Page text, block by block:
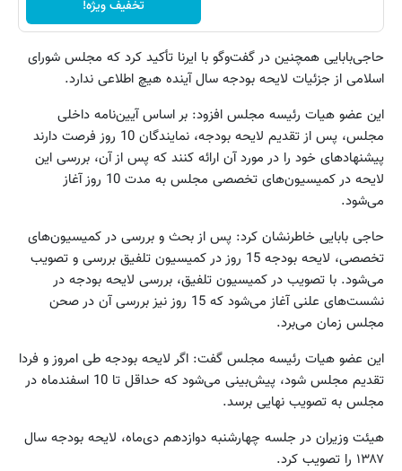
تخفیف ویژه!
حاجی‌بابایی همچنین در گفت‌وگو با ایرنا تأکید کرد که مجلس شورای
اسلامی از جزئیات لایحه بودجه سال آینده هیچ اطلاعی ندارد.
این عضو هیات رئیسه مجلس افزود: بر اساس آیین‌نامه داخلی
مجلس، پس از تقدیم لایحه بودجه، نمایندگان 10 روز فرصت دارند
پیشنهادهای خود را در مورد آن ارائه کنند که پس از آن، بررسی این
لایحه در کمیسیون‌های تخصصی مجلس به مدت 10 روز آغاز
می‌شود.
حاجی بابایی خاطرنشان کرد: پس از بحث و بررسی در کمیسیون‌های
تخصصی، لایحه بودجه 15 روز در کمیسیون تلفیق بررسی و تصویب
می‌شود. با تصویب در کمیسیون تلفیق، بررسی لایحه بودجه در
نشست‌های علنی آغاز می‌شود که 15 روز نیز بررسی آن در صحن
مجلس زمان می‌برد.
این عضو هیات رئیسه مجلس گفت: اگر لایحه بودجه طی امروز و فردا
تقدیم مجلس شود، پیش‌بینی می‌شود که حداقل تا 10 اسفندماه در
مجلس به تصویب نهایی برسد.
هیئت وزیران در جلسه چهارشنبه دوازدهم دی‌ماه، لایحه بودجه سال
۱۳۸۷ را تصویب کرد.